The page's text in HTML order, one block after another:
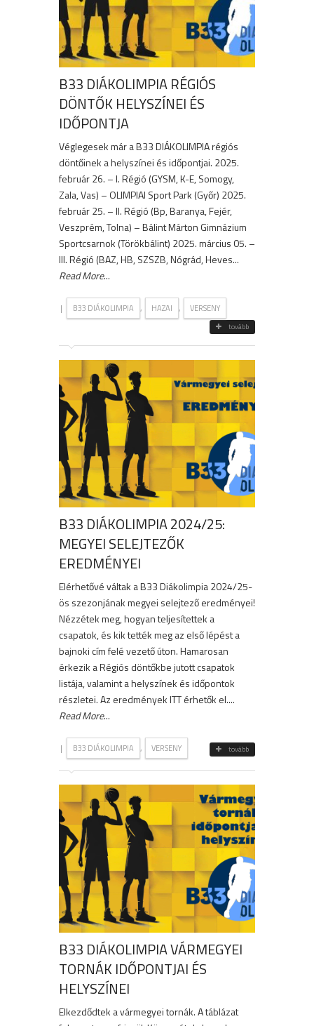
B33 DIÁKOLIMPIA RÉGIÓS
DÖNTŐK HELYSZÍNEI ÉS
IDŐPONTJA
Véglegesek már a B33 DIÁKOLIMPIA régiós
döntőinek a helyszínei és időpontjai. 2025.
február 26. – I. Régió (GYSM, K-E, Somogy,
Zala, Vas) – OLIMPIAI Sport Park (Győr) 2025.
február 25. – II. Régió (Bp, Baranya, Fejér,
Veszprém, Tolna) – Bálint Márton Gimnázium
Sportcsarnok (Törökbálint) 2025. március 05. –
III. Régió (BAZ, HB, SZSZB, Nógrád, Heves...
Read More...
| B33 DIÁKOLIMPIA , HAZAI , VERSENY
tovább
B33 DIÁKOLIMPIA 2024/25:
MEGYEI SELEJTEZŐK
EREDMÉNYEI
Elérhetővé váltak a B33 Diákolimpia 2024/25-
ös szezonjának megyei selejtező eredményei!
Nézzétek meg, hogyan teljesítettek a
csapatok, és kik tették meg az első lépést a
bajnoki cím felé vezető úton. Hamarosan
érkezik a Régiós döntőkbe jutott csapatok
listája, valamint a helyszínek és időpontok
részletei. Az eredmények ITT érhetők el....
Read More...
| B33 DIÁKOLIMPIA , VERSENY tovább
B33 DIÁKOLIMPIA VÁRMEGYEI
TORNÁK IDŐPONTJAI ÉS
HELYSZÍNEI
Elkezdődtek a vármegyei tornák. A táblázat